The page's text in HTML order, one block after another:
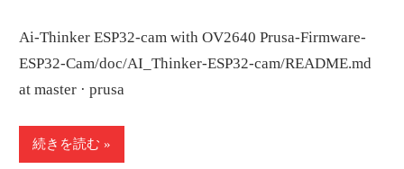
Ai-Thinker ESP32-cam with OV2640 Prusa-Firmware-
ESP32-Cam/doc/AI_Thinker-ESP32-cam/README.md
at master · prusa
続きを読む